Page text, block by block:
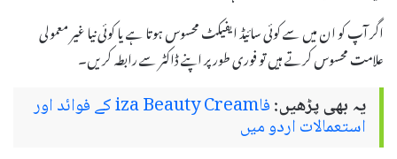
اگر آپ کو ان میں سے کوئی سائیڈ ایفیکٹ محسوس ہوتا ہے یا کوئی نیا غیر معمولی
علامت محسوس کرتے ہیں تو فوری طور پر اپنے ڈاکٹر سے رابطہ کریں۔
یہ بھی پڑھیں: فاiza Beauty Cream کے فوائد اور
استعمالات اردو میں